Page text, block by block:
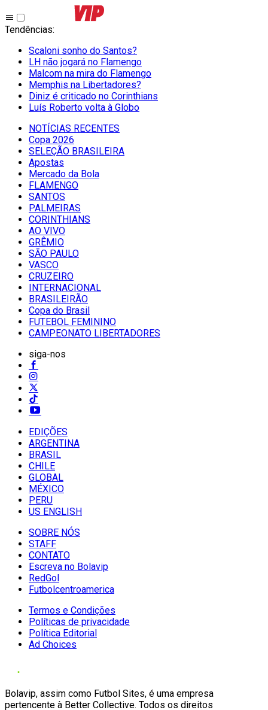
Tendências:
Scaloni sonho do Santos?
LH não jogará no Flamengo
Malcom na mira do Flamengo
Memphis na Libertadores?
Diniz é criticado no Corinthians
Luís Roberto volta à Globo
NOTÍCIAS RECENTES
Copa 2026
SELEÇÃO BRASILEIRA
Apostas
Mercado da Bola
FLAMENGO
SANTOS
PALMEIRAS
CORINTHIANS
AO VIVO
GRÊMIO
SĀO PAULO
VASCO
CRUZEIRO
INTERNACIONAL
BRASILEIRÃO
Copa do Brasil
FUTEBOL FEMININO
CAMPEONATO LIBERTADORES
siga-nos
EDIÇÕES
ARGENTINA
BRASIL
CHILE
GLOBAL
MÉXICO
PERU
US ENGLISH
SOBRE NÓS
STAFF
CONTATO
Escreva no Bolavip
RedGol
Futbolcentroamerica
Termos e Condições
Políticas de privacidade
Política Editorial
Ad Choices
Bolavip, assim como Futbol Sites, é uma empresa
pertencente à Better Collective. Todos os direitos